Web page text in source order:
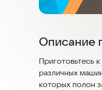
Описание
Приготовьтесь
различных
которых полон